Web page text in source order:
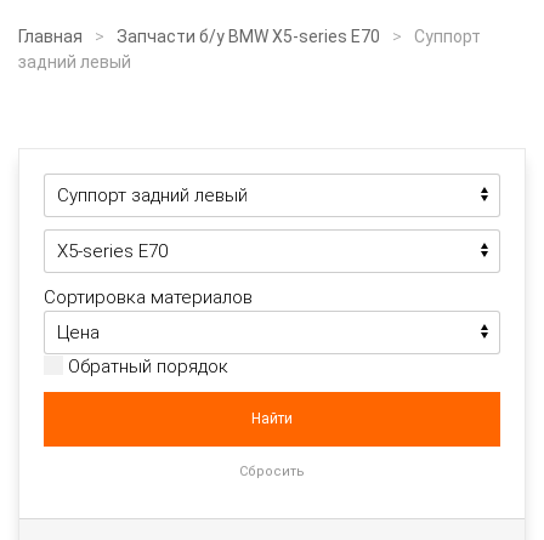
Главная Запчасти б/у BMW X5-series E70
Суппорт
задний левый
Сортировка материалов
Обратный порядок